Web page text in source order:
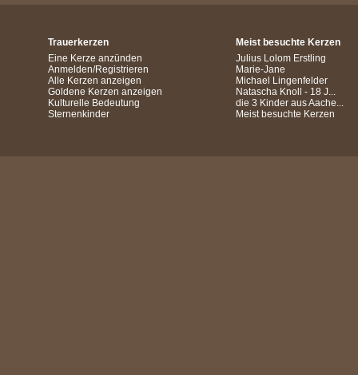
Trauerkerzen
Eine Kerze anzünden
Anmelden/Registrieren
Alle Kerzen anzeigen
Goldene Kerzen anzeigen
Kulturelle Bedeutung
Sternenkinder
Meist besuchte Kerzen
Julius Lolom Erstling
Marie-Jane
Michael Lingenfelder
Natascha Knoll - 18 J...
die 3 Kinder aus Aache...
Meist besuchte Kerzen